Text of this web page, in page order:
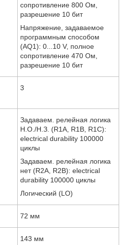
сопротивление 800 Ом,
разрешение 10 бит
Напряжение, задаваемое
программным способом
(AQ1): 0...10 V, полное
сопротивление 470 Ом,
разрешение 10 бит
3
Задаваем. релейная логика
Н.О./Н.З. (R1A, R1B, R1C):
electrical durability 100000
циклы
Задаваем. релейная логика
нет (R2A, R2B): electrical
durability 100000 циклы
Логический (LO)
72 мм
143 мм